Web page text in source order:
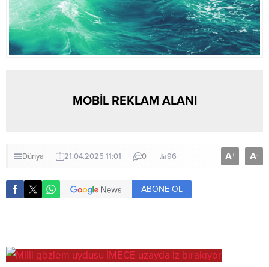
MOBİL REKLAM ALANI
Dünya 21.04.2025 11:01 0 96 A+ A-
ABONE OL